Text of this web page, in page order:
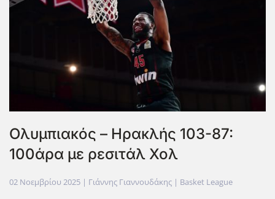
Ολυμπιακός – Ηρακλής 103-87:
100άρα με ρεσιτάλ Χολ
02 Νοεμβρίου 2025 | Γιάννης Γιαννουδάκης | Basket League